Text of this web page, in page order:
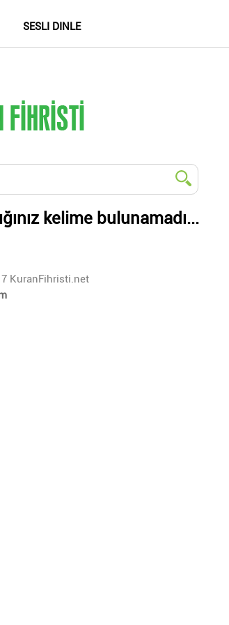
SESLI DINLE
kelime bulunamadı...
KuranFihristi.net